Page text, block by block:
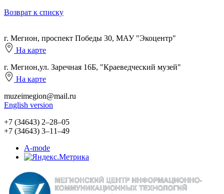
Возврат к списку
г. Мегион, проспект Победы 30, МАУ "Экоцентр"
На карте
г. Мегион,ул. Заречная 16Б, "Краеведческий музей"
На карте
muzeimegion@mail.ru
English version
+7 (34643) 2‒28‒05
+7 (34643) 3‒11‒49
A-mode